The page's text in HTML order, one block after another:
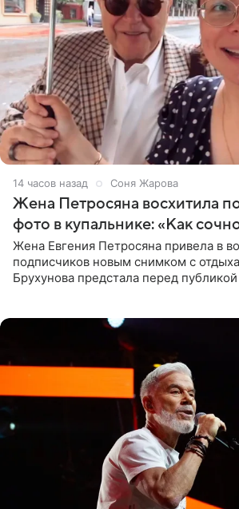
14 часов назад Соня Жарова
Жена Петросяна восхитила
фото в купальнике: «Как
Жена Евгения Петросяна привела в
подписчиков новым снимком с
Брухунова предстала перед